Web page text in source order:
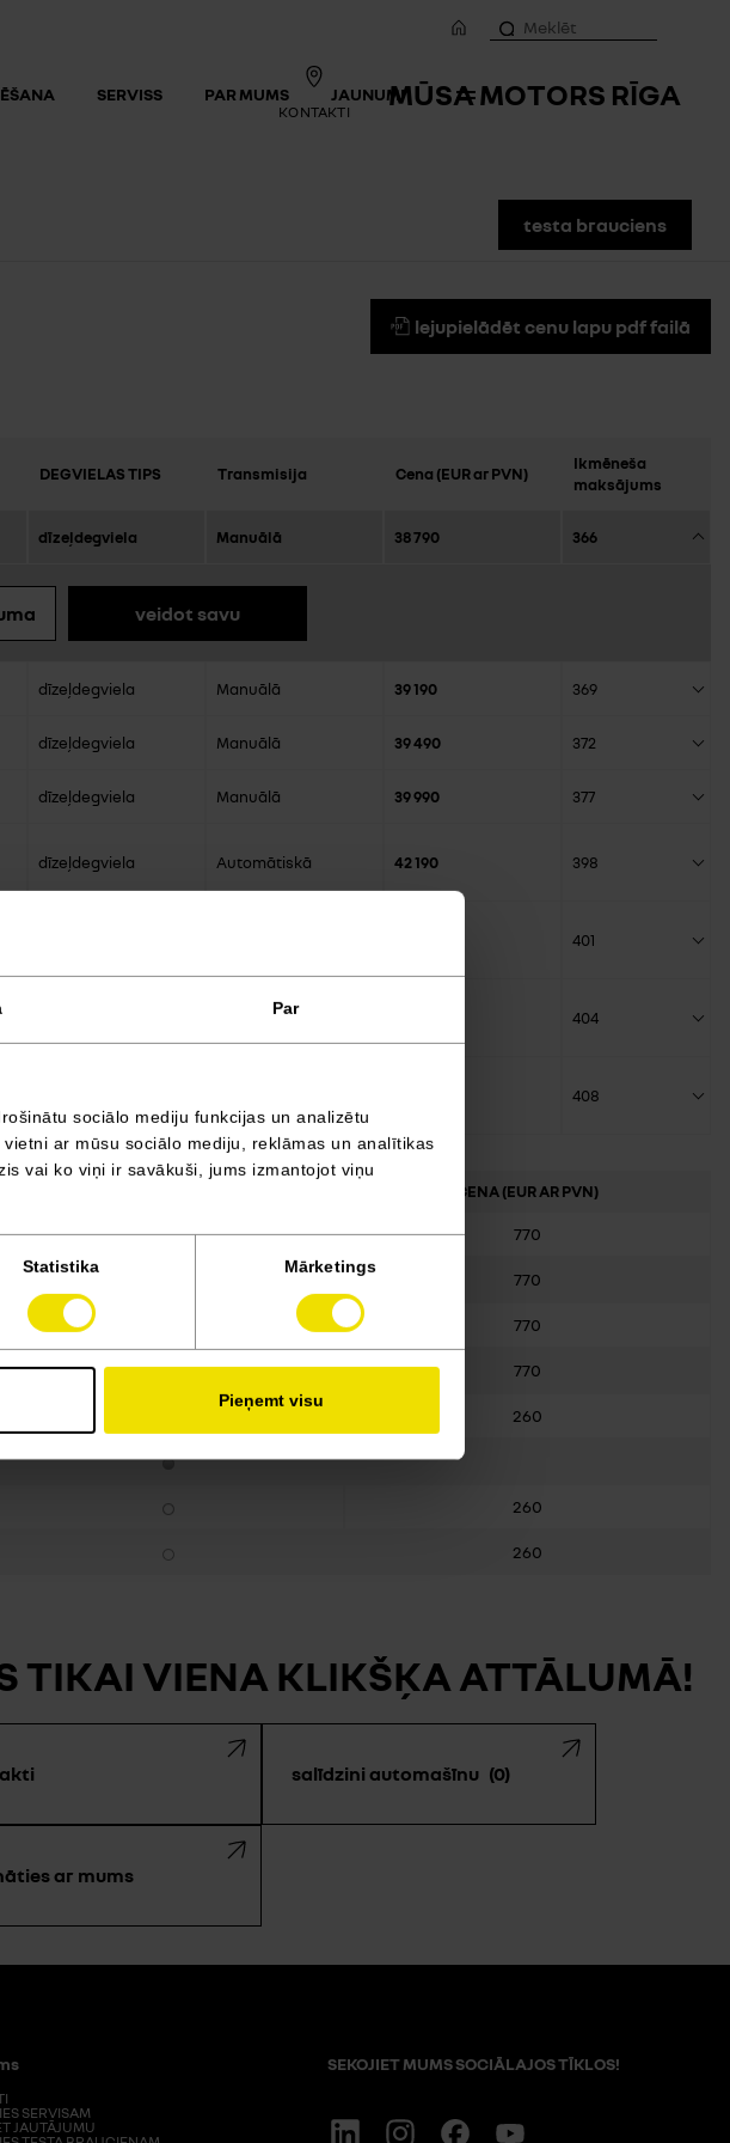
Par
sociālo mediju funkcijas un analizētu
ar mūsu sociālo mediju, reklāmas un analītikas
vai ko viņi ir savākuši, jums izmantojot viņu
Statistika Mārketings
Pieņemt visu
KONTAKTI MŪSA MOTORS RĪGA
SERVISS PAR MUMS JAUNUMI
testa brauciens
lejupielādēt cenu lapu pdf failā
DEGVIELAS TIPS Transmisija Cena (EUR ar PVN)
Ikmēneša
maksājums
dīzeļdegviela Manuālā 38 790 366
veidot savu
dīzeļdegviela Manuālā 39 190 369
dīzeļdegviela Manuālā 39 490 372
dīzeļdegviela Manuālā 39 990 377
dīzeļdegviela Automātiskā 42 190 398
401
Automātiskā 404
408
CENA (EUR AR PVN)
770
770
770
770
260
260
260
TIKAI VIENA KLIKŠĶA ATTĀLUMĀ!
salīdzini automašīnu 0
ar mums
SERVISAM
JAUTĀJUMU
SEKOJIET MUMS SOCIĀLAJOS TĪKLOS!